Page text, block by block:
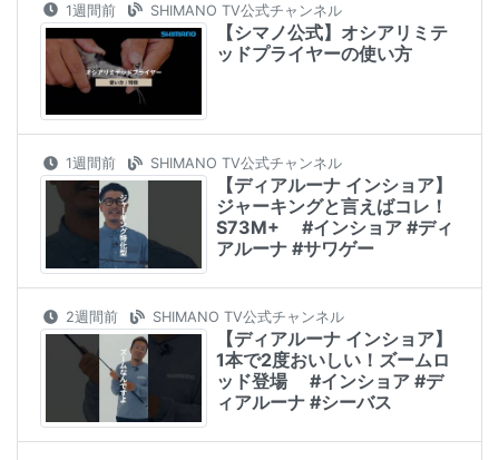
1週間前 SHIMANO TV公式チャンネル
【シマノ公式】オシアリミテ
ッドプライヤーの使い方
1週間前 SHIMANO TV公式チャンネル
【ディアルーナ インショア】
ジャーキングと言えばコレ！
S73M+ #インショア #ディ
アルーナ #サワゲー
2週間前 SHIMANO TV公式チャンネル
【ディアルーナ インショア】
1本で2度おいしい！ズームロ
ッド登場 #インショア #デ
ィアルーナ #シーバス